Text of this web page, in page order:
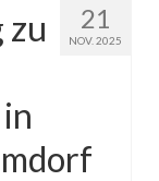
21
NOV. 2025
zu